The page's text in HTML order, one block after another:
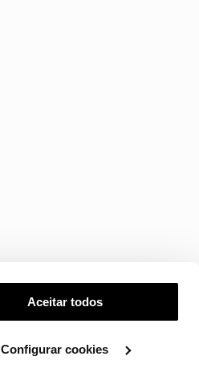
Aceitar todos
Configurar cookies